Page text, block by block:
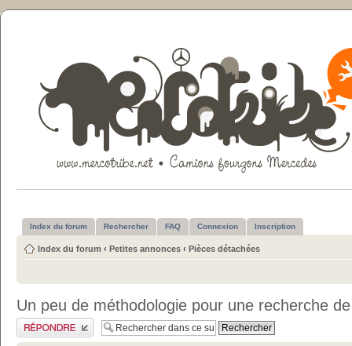
Index du forum Rechercher FAQ Connexion Inscription
Index du forum ‹ Petites annonces ‹ Pièces détachées
Un peu de méthodologie pour une recherche
Publier une réponse